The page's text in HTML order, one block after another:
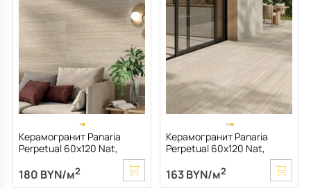
Керамогранит Panaria
Perpetual 60х120 Nat,
Travertino Cream Edge, 9
мм
180 BYN/м2
Керамогранит Panaria
Perpetual 60х120 Nat,
163 BYN/м2